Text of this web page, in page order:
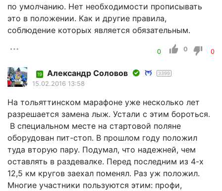
по умолчанию. Нет необходимости прописывать
это в положении. Как и другие правила,
соблюдение которых является обязательным.
0 0 0
19 Александр Соловов 3399
15.02.2016 13:58
На тольяттинском марафоне уже несколько лет
разрешается замена лыж. Устали с этим бороться.
В специальном месте на стартовой поляне
оборудован пит-стоп. В прошлом году положил
туда вторую пару. Подумал, что надежней, чем
оставлять в раздевалке. Перед последним из 4-х
12,5 км кругов заехал поменял. Раз уж положил.
Многие участники пользуются этим: профи,